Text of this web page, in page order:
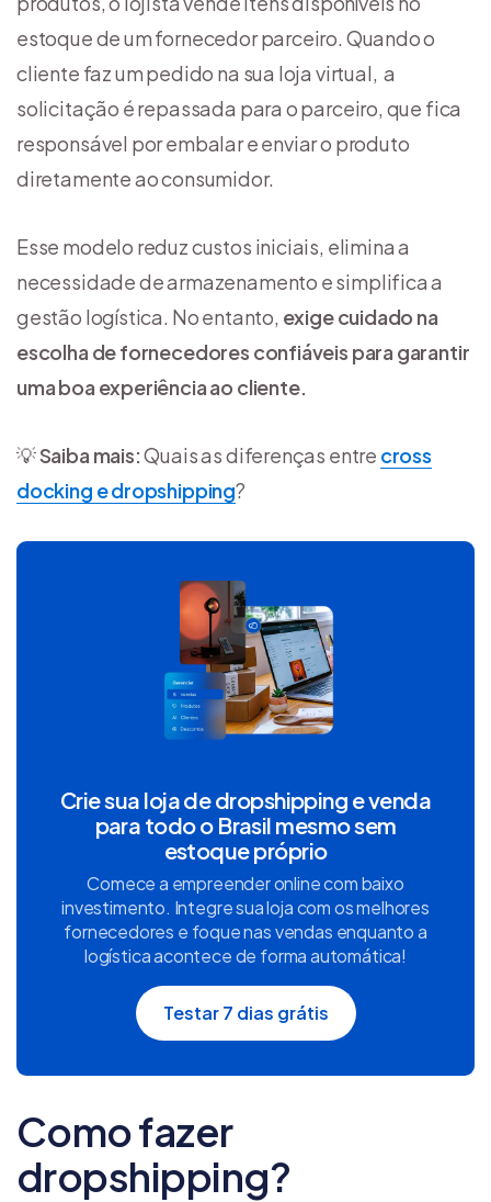
estoque de um fornecedor parceiro. Quando o
cliente faz um pedido na sua loja virtual, a
solicitação é repassada para o parceiro, que fica
responsável por embalar e enviar o produto
diretamente ao consumidor.
Esse modelo reduz custos iniciais, elimina a
necessidade de armazenamento e simplifica a
gestão logística. No entanto, exige cuidado na
escolha de fornecedores confiáveis para garantir
uma boa experiência ao cliente.
💡Saiba mais:Quais as diferenças entre cross
docking e dropshipping?
Crie sua loja de dropshipping e venda
para todo o Brasil mesmo sem
estoque próprio
Comece a empreender online com baixo
investimento. Integre sua loja com os melhores
fornecedores e foque nas vendas enquanto a
logística acontece de forma automática!
Testar 7 dias grátis
Como fazer
dropshipping?